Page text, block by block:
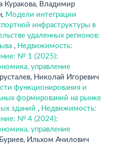
Куракова, Владимир
Модели интеграции
инфраструктуры в
удаленных регионов:
, Недвижимость:
№ 1 (2025):
управление
Николай Игоревич
функционирования и
формирований на рынке
зданий , Недвижимость:
№ 4 (2024):
управление
Ильхом Ачилович